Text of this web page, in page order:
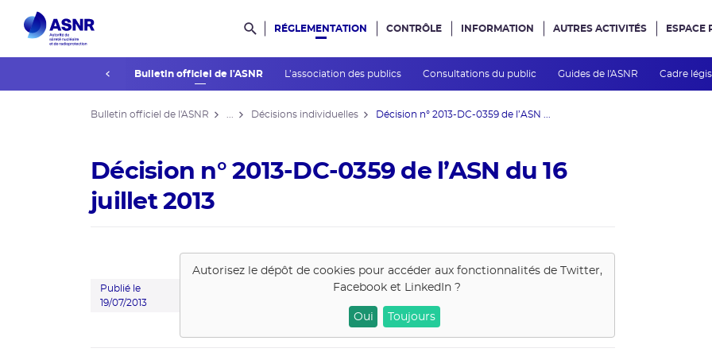
Rechercher dans le site
RÉGLEMENTATION
La réglementation Bulletin officiel de l'ASNR L’association des publics Consultations du public Guides de l'ASNR Cadre
CONTRÔLE INFORMATION AUTRES ACTIVITÉS ESPACE
Bulletin officiel de l'ASNR Décisions individuelles Décision n° 2013-DC-0359 de l’ASN ...
Décision n° 2013-DC-0359 de l’ASN du 16
juillet 2013
Publié le
19/07/2013
Autorisez le dépôt de cookies pour accéder aux fonctionnalités de
Twitter,
Facebook et LinkedIn ?
Oui Toujours